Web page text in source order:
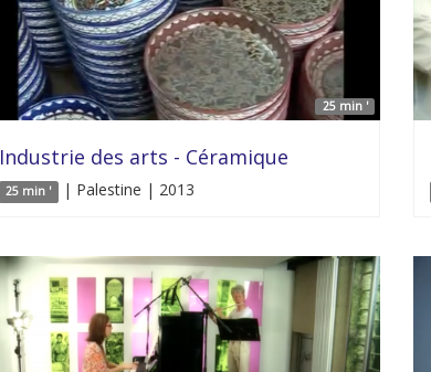
25 min '
Industrie des arts - Céramique
25 min ' | Palestine | 2013